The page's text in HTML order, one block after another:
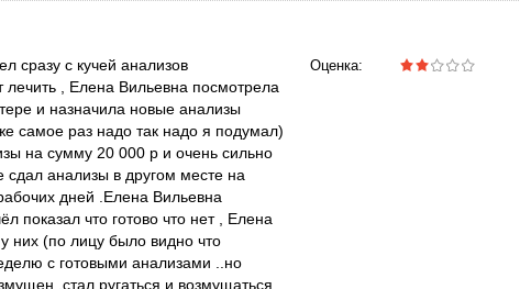
сразу с кучей анализов
лечить , Елена Вильевна посмотрела
и назначила новые анализы
самое раз надо так надо я подумал)
на сумму 20 000 р и очень сильно
сдал анализы в другом месте на
дней .Елена Вильевна
показал что готово что нет , Елена
них (по лицу было видно что
с готовыми анализами ..но
,стал ругаться и возмущаться
Оценка: